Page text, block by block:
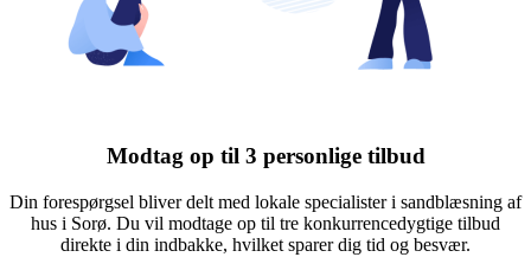
Modtag op til 3 personlige tilbud
Din forespørgsel bliver delt med lokale specialister i sandblæsning af
hus i Sorø. Du vil modtage op til tre konkurrencedygtige tilbud
direkte i din indbakke, hvilket sparer dig tid og besvær.